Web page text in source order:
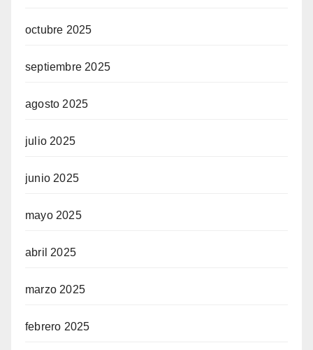
octubre 2025
septiembre 2025
agosto 2025
julio 2025
junio 2025
mayo 2025
abril 2025
marzo 2025
febrero 2025